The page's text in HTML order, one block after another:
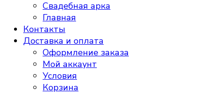
Свадебная арка
Главная
Контакты
Доставка и оплата
Оформление заказа
Мой аккаунт
Условия
Корзина